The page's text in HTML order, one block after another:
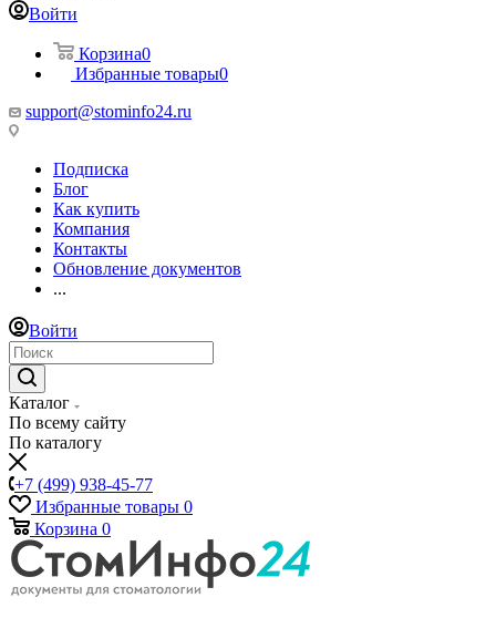
Войти
Корзина0
Избранные товары0
support@stominfo24.ru
Подписка
Блог
Как купить
Компания
Контакты
Обновление документов
...
Войти
Каталог
По всему сайту
По каталогу
+7 (499) 938-45-77
Избранные товары 0
Корзина 0